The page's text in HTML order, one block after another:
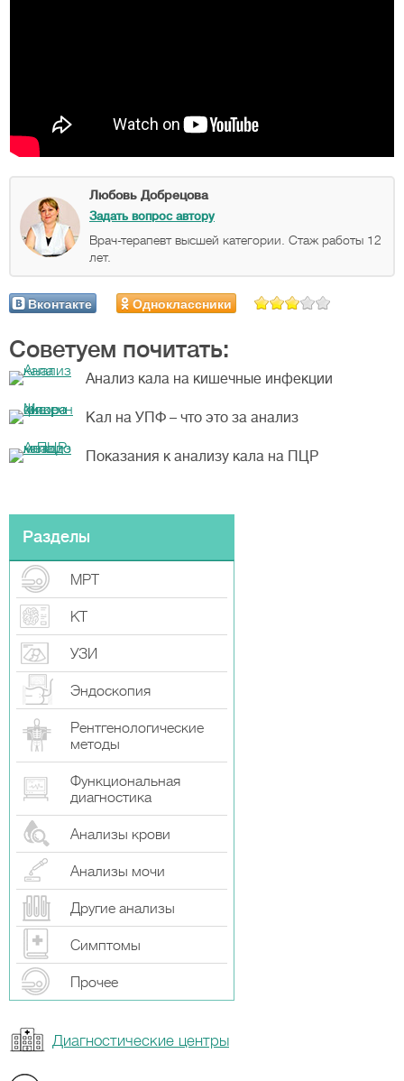
Любовь Добрецова
Задать вопрос автору
Врач-терапевт высшей категории. Стаж работы 12
лет.
Вконтакте Одноклассники
Советуем почитать:
Анализ кала на кишечные инфекции
Кал на УПФ – что это за анализ
Показания к анализу кала на ПЦР
Разделы
МРТ
КТ
УЗИ
Эндоскопия
Рентгенологические
методы
Функциональная
диагностика
Анализы крови
Анализы мочи
Другие анализы
Симптомы
Прочeе
Диагностические центры